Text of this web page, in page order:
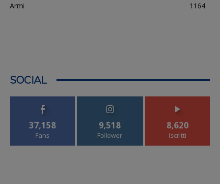
Armi
1164
SOCIAL
37,158
Fans
9,518
Follower
8,620
Iscritti